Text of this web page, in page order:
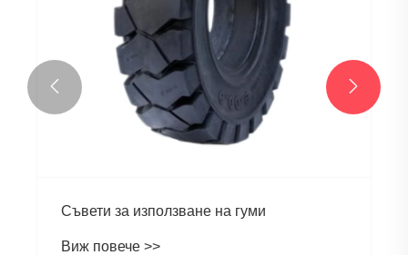
Съвети за използване на гуми
Виж повече >>
 